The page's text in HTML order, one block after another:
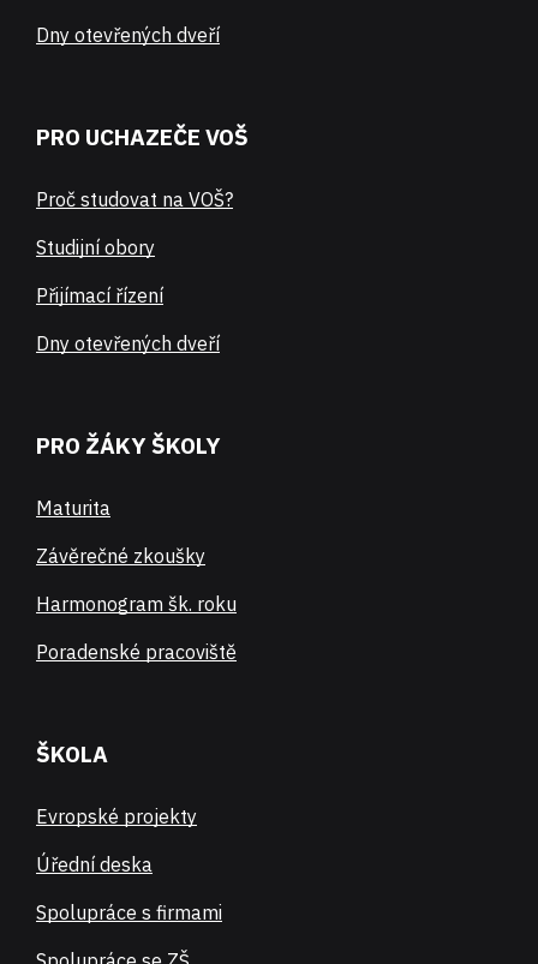
Dny otevřených dveří
PRO UCHAZEČE VOŠ
Proč studovat na VOŠ?
Studijní obory
Přijímací řízení
Dny otevřených dveří
PRO ŽÁKY ŠKOLY
Maturita
Závěrečné zkoušky
Harmonogram šk. roku
Poradenské pracoviště
ŠKOLA
Evropské projekty
Úřední deska
Spolupráce s firmami